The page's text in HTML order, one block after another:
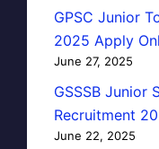
GPSC Junior
2025 Apply
June 27, 2025
GSSSB Junior
Recruitment
June 22, 2025